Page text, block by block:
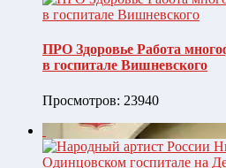
ПРО Здоровье Работа
в госпитале Вишневского
Просмотров: 23940